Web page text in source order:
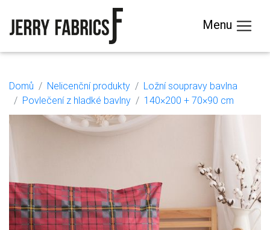
Menu
Domů Nelicenční produkty
Ložní soupravy bavlna
Povlečení z hladké bavlny
140×200 + 70×90 cm